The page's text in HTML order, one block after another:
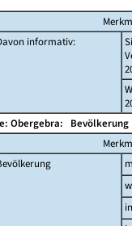
informativ:
Obergebra: Bevölkerung